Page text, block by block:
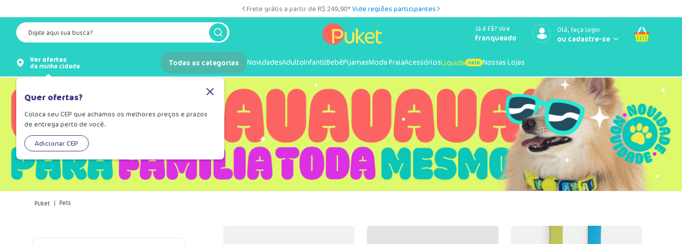
Frete grátis a partir de R$ 249,90*Vide regiões participantes
Digite aqui sua busca? Já é Fã? Vire
Franqueado
Olá, faça login
Ver ofertas
da minha cidade
Quer ofertas?
Coloca seu CEP que achamos os melhores preços e prazos
de entrega perto de você.
Adicionar CEP
Todas as categorias NovidadesAdultoInfantilBebêPijamasModa PraiaAcessóriosLiquida Nossas Lojas
Pets